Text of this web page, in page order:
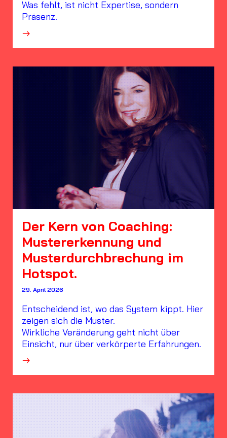
Was fehlt, ist nicht Expertise, sondern
Präsenz.
Der Kern von Coaching:
Mustererkennung und
Musterdurchbrechung im
Hotspot.
29. April 2026
Entscheidend ist, wo das System kippt. Hier
zeigen sich die Muster.
Wirkliche Veränderung geht nicht über
Einsicht, nur über verkörperte Erfahrungen.